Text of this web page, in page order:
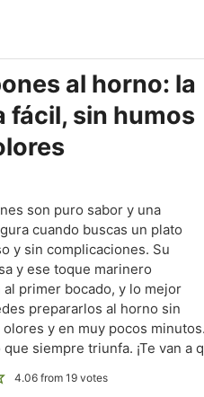
al horno: la
fácil, sin humos
son puro sabor y una
cuando buscas un plato
y sin complicaciones. Su
y ese toque marinero
primer bocado, y lo mejor
prepararlos al horno sin
olores y en muy pocos
siempre triunfa. ¡Te van a
4.06from 19votes